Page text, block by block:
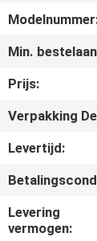
ONS
OM
EEN
Min.
Prijs:
Verpakking
Levertijd:
Levering
vermogen: